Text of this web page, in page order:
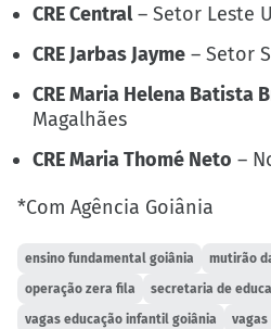
CRE Central– Setor Leste
CRE Jarbas Jayme – Setor
CRE Maria Helena Batista
Magalhães
CRE Maria Thomé Neto –
*Com Agência Goiânia
ensino fundamental goiânia mutirão
operação zera fila secretaria de
vagas educação infantil goiânia vagas